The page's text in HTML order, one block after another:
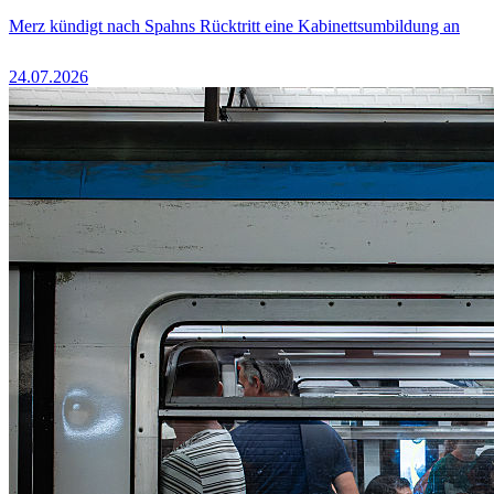
Merz kündigt nach Spahns Rücktritt eine Kabinettsumbildung an
24.07.2026